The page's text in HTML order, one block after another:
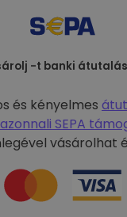
-t banki
és kényelmes
azonnali SEPA
vásárolhat